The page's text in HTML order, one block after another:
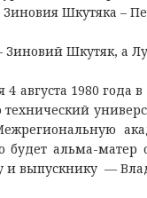
Шкутяка –
Зиновий Шкутяк, а
1980 года в
будет альма-матер
и выпускнику —